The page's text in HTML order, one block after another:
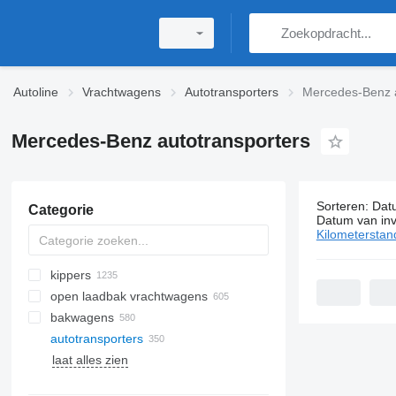
Autoline Vrachtwagens Autotransporters Mercedes-Benz
Mercedes-Benz autotransporters
Categorie
kippers
open laadbak vrachtwagens
bakwagens
autotransporters
laat alles zien
350
Sorteren:
Datum van